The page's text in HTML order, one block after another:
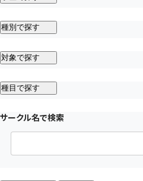
種別で探す
対象で探す
種目で探す
サークル名で検索